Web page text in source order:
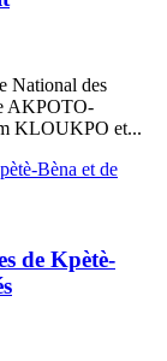
National des
AKPOTO-
KLOUKPO et...
de Kpètè-